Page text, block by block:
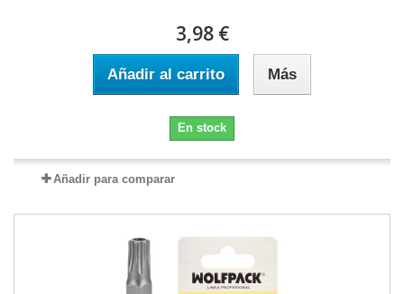
3,98 €
Añadir al carrito Más
En stock
Añadir para comparar